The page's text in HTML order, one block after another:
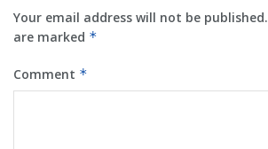
Your email address will not be published.
are marked *
Comment *